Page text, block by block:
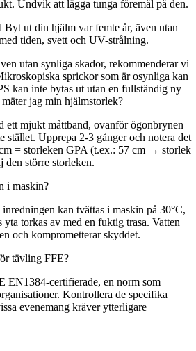
Undvik att lägga tunga föremål på den.
Byt ut din hjälm var femte år, även utan
tiden, svett och UV-strålning.
utan synliga skador, rekommenderar vi
sprickor som är osynliga kan
kan inte bytas ut utan en fullständig ny
jag min hjälmstorlek?
ett mjukt måttband, ovanför ögonbrynen
stället. Upprepa 2-3 gånger och notera det
= storleken GPA (t.ex.: 57 cm → storlek
större storleken.
i maskin?
kan tvättas i maskin på 30°C,
yta torkas av med en fuktig trasa. Vatten
och komprometterar skyddet.
tävling FFE?
EN1384-certifierade, en norm som
Kontrollera de specifika
evenemang kräver ytterligare